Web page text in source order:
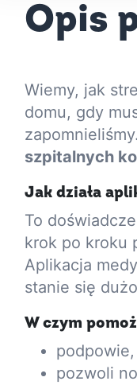
Opis
Wiemy, jak
domu, gdy
szpitalnych
Jak działa
To
krok po kroku
Aplikacja
stanie się
W czym
pozwoli